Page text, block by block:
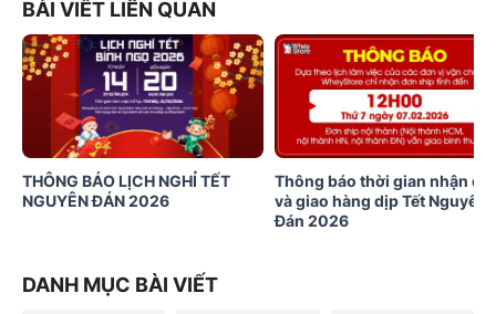
BÀI VIẾT LIÊN QUAN
THÔNG BÁO LỊCH NGHỈ TẾT
NGUYÊN ĐÁN 2026
Thông báo thời gian nhận
và giao hàng dịp Tết Nguyên
Đán 2026
DANH MỤC BÀI VIẾT